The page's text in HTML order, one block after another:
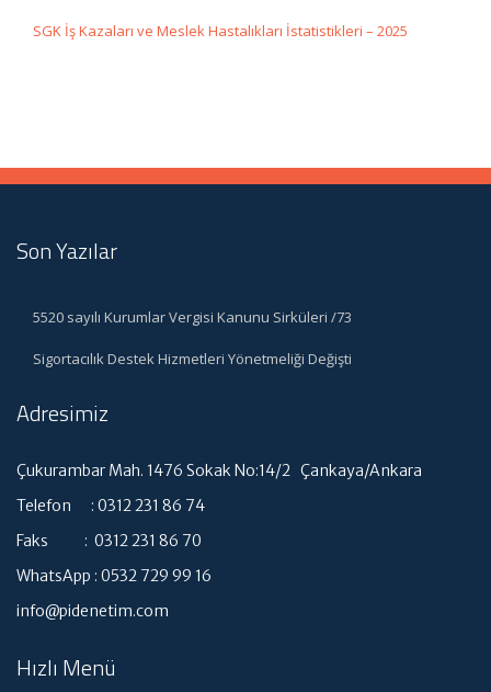
SGK İş Kazaları ve Meslek Hastalıkları İstatistikleri – 2025
Son Yazılar
5520 sayılı Kurumlar Vergisi Kanunu Sirküleri /73
Sigortacılık Destek Hizmetleri Yönetmeliği Değişti
Adresimiz
Çukurambar Mah. 1476 Sokak No:14/2 Çankaya/Ankara
Telefon : 0312 231 86 74
Faks : 0312 231 86 70
WhatsApp : 0532 729 99 16
info@pidenetim.com
Hızlı Menü